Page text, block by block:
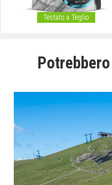
Testato a Teglio